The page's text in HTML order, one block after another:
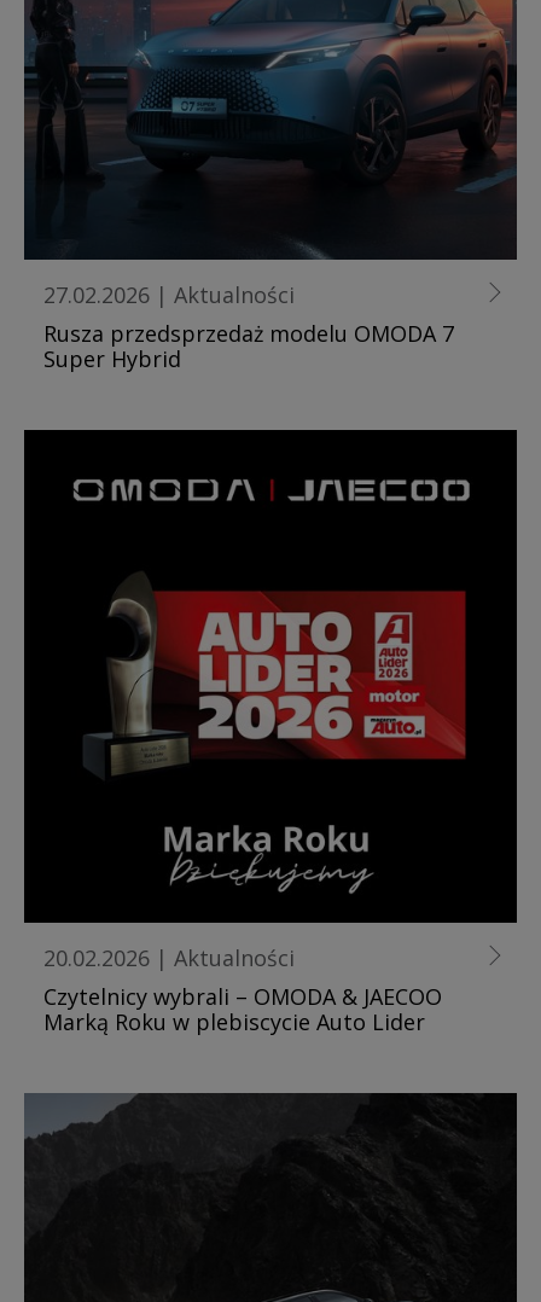
27.02.2026 | Aktualności
Rusza przedsprzedaż modelu OMODA 7
Super Hybrid
20.02.2026 | Aktualności
Czytelnicy wybrali – OMODA & JAECOO
Marką Roku w plebiscycie Auto Lider